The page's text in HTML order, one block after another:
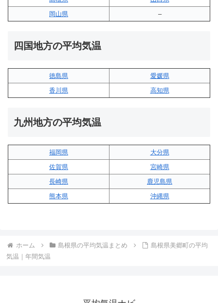
岡山県
–
四国地方の平均気温
徳島県
愛媛県
香川県
高知県
九州地方の平均気温
福岡県
大分県
佐賀県
宮崎県
長崎県
鹿児島県
熊本県
沖縄県
ホーム 島根県の平均気温まとめ
島根県美郷町の平均
気温｜年間気温